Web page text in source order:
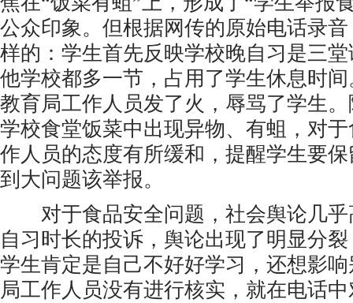
公众印象。但根据网传的原始电话录
样的：学生首先反映学校晚自习是三
他学校都多一节，占用了学生休息时
教育局工作人员发了火，辱骂了学生
学校食堂饭菜中出现异物、有蛆，对
作人员的态度有所缓和，提醒学生要
到大问题该举报。
对于食品安全问题，社会舆论几乎
自习时长的投诉，舆论出现了明显分
学生肯定是自己不好好学习，还想影
局工作人员没有进行核实，就在电话